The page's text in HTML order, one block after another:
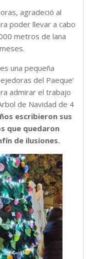
agradeció al
poder llevar a cabo
metros de lana
una pequeña
del Paeque’
admirar el trabajo
de Navidad de 4
escribieron sus
que quedaron
de ilusiones.